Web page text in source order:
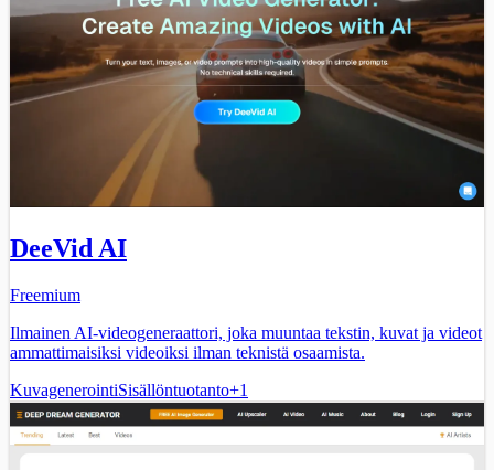
DeeVid AI
Freemium
Ilmainen AI-videogeneraattori, joka muuntaa tekstin, kuvat ja videot
ammattimaisiksi videoiksi ilman teknistä osaamista.
KuvagenerointiSisällöntuotanto+1